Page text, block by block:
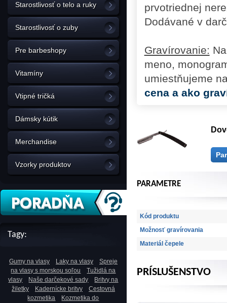
Starostlivosť o telo a ruky
Starostlivosť o zuby
Pre barbeshopy
Vitamíny
Vtipné tričká
Dámsky kútik
Merchandise
Vzorky produktov
Tagy:
Gumy na vlasy Laky na vlasy
Spreje
na vlasy s morskou soľou
Tužidlá na
vlasy
Naše darčekové sady
Britvy na
žiletky
Kadernícke britvy
Cestovná
kozmetika
Kozmetika do
prvotriednej
Dodávané v
Gravírovanie:
meno,
umiestňujeme
cena a ako
PARAMETRE
Kód produktu
Možnosť gravírovania
Materiál čepele
PRÍSLUŠENSTVO